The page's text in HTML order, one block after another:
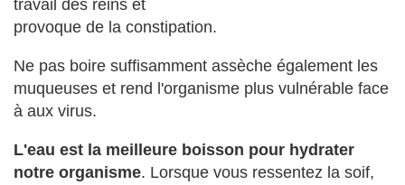
travail des reins et
provoque de la constipation.
Ne pas boire suffisamment assèche également les
muqueuses et rend l'organisme plus vulnérable face
à aux virus.
L'eau est la meilleure boisson pour hydrater
notre organisme. Lorsque vous ressentez la soif,